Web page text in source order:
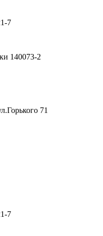
7
140073-2
71
7